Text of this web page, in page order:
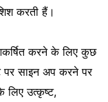
करती हैं।
करने के लिए कुछ
साइन अप करने पर
लिए उत्कृष्ट,